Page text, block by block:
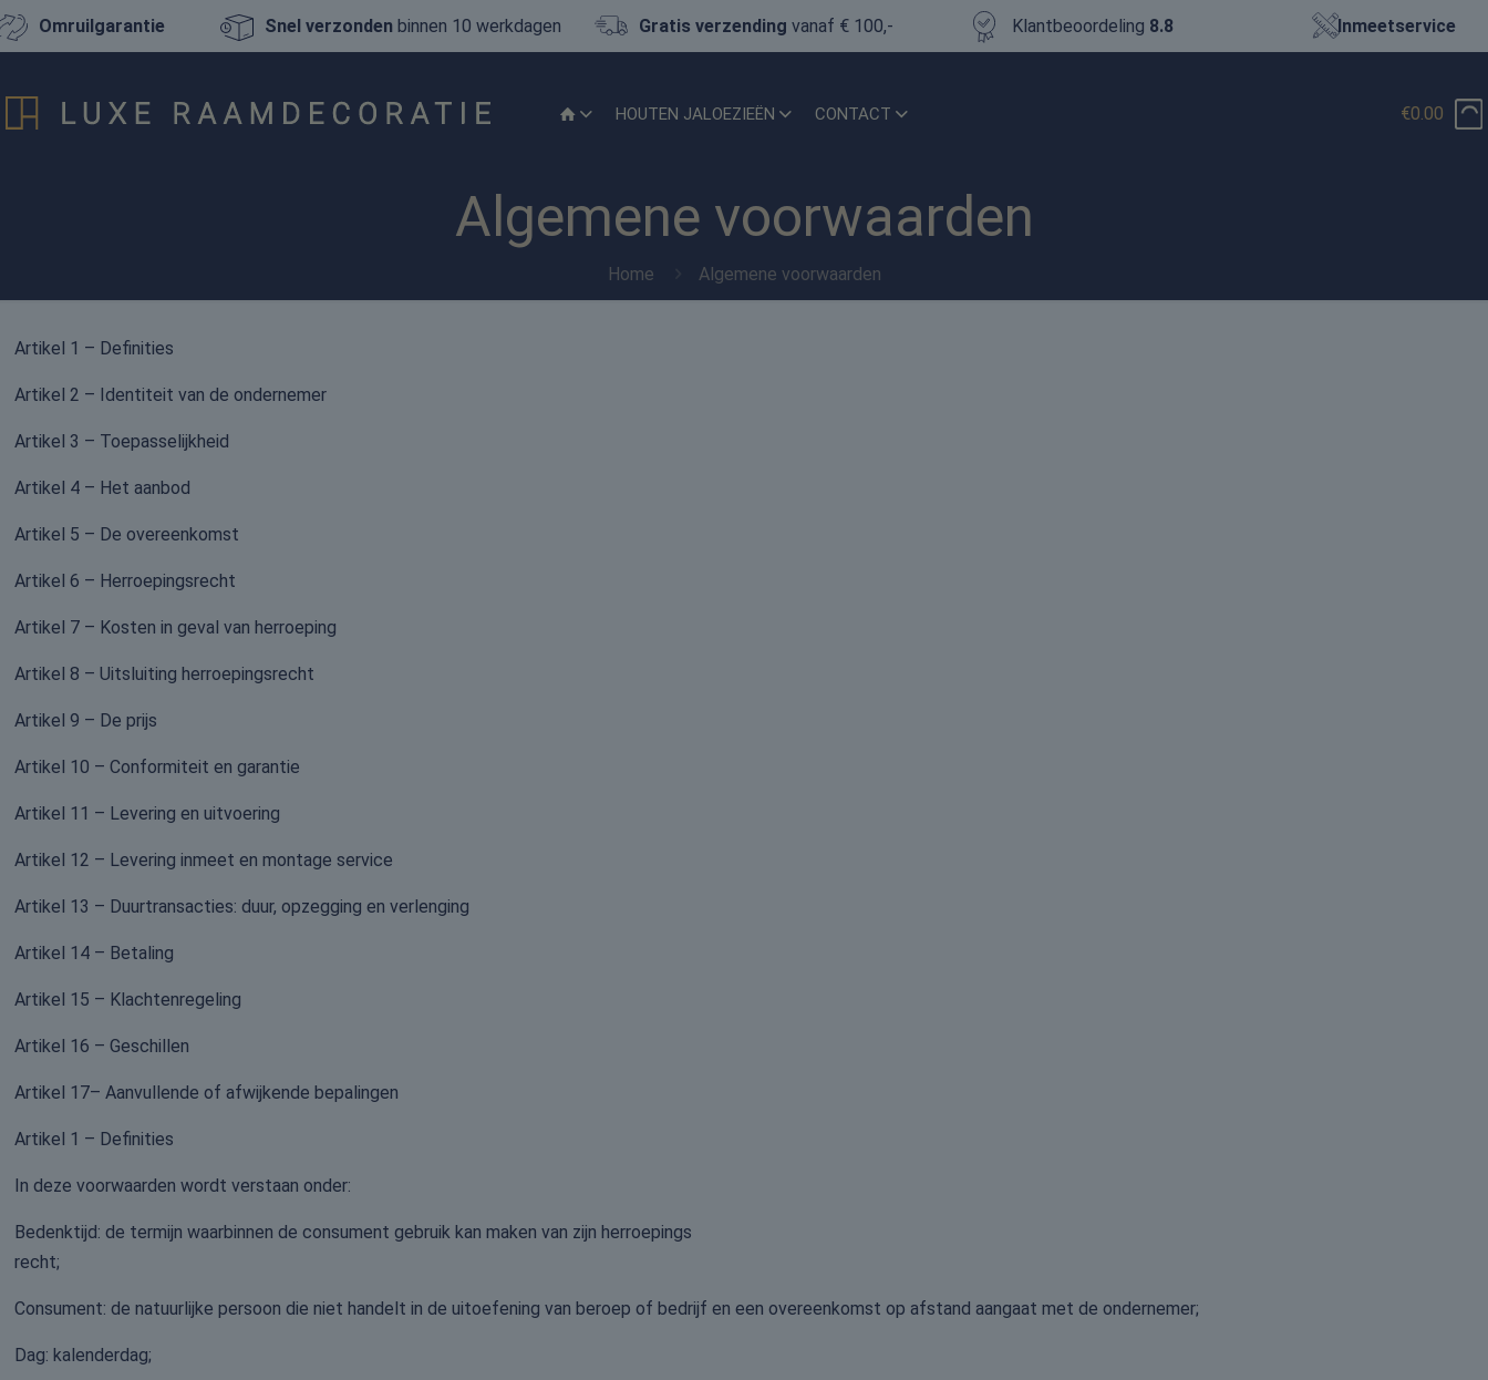
Omruilgarantie Snel verzonden binnen 10 werkdagen Gratis verzending vanaf € 100,- Klantbeoordeling 8.8 Inmeetservice
HOUTEN JALOEZIEËN CONTACT €0.00
Algemene voorwaarden
Home Algemene voorwaarden
Artikel 1 – Definities
Artikel 2 – Identiteit van de ondernemer
Artikel 3 – Toepasselijkheid
Artikel 4 – Het aanbod
Artikel 5 – De overeenkomst
Artikel 6 – Herroepingsrecht
Artikel 7 – Kosten in geval van herroeping
Artikel 8 – Uitsluiting herroepingsrecht
Artikel 9 – De prijs
Artikel 10 – Conformiteit en garantie
Artikel 11 – Levering en uitvoering
Artikel 12 – Levering inmeet en montage service
Artikel 13 – Duurtransacties: duur, opzegging en verlenging
Artikel 14 – Betaling
Artikel 15 – Klachtenregeling
Artikel 16 – Geschillen
Artikel 17– Aanvullende of afwijkende bepalingen
Artikel 1 – Definities
In deze voorwaarden wordt verstaan onder:
Bedenktijd: de termijn waarbinnen de consument gebruik kan maken van zijn herroepings
recht;
Consument: de natuurlijke persoon die niet handelt in de uitoefening van beroep of bedrijf en een overeenkomst op afstand aangaat met de ondernemer;
Dag: kalenderdag;